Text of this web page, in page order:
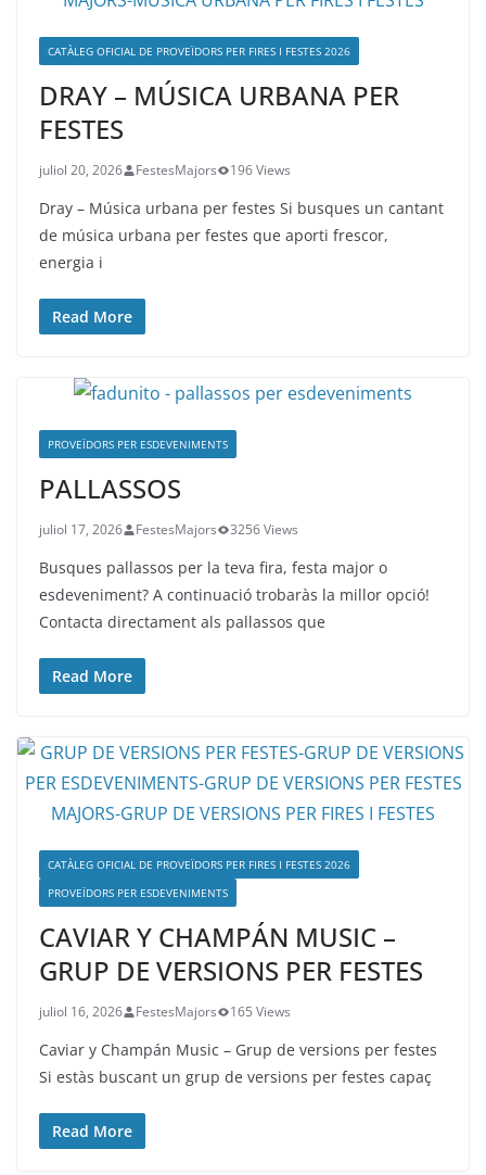
CATÀLEG OFICIAL DE PROVEÏDORS PER FIRES I FESTES 2026
DRAY – MÚSICA URBANA PER
FESTES
juliol 20, 2026 FestesMajors 196 Views
Dray – Música urbana per festes Si busques un cantant
de música urbana per festes que aporti frescor,
energia i
Read More
PROVEÏDORS PER ESDEVENIMENTS
PALLASSOS
juliol 17, 2026 FestesMajors 3256 Views
Busques pallassos per la teva fira, festa major o
esdeveniment? A continuació trobaràs la millor opció!
Contacta directament als pallassos que
Read More
CATÀLEG OFICIAL DE PROVEÏDORS PER FIRES I FESTES 2026
PROVEÏDORS PER ESDEVENIMENTS
CAVIAR Y CHAMPÁN MUSIC –
GRUP DE VERSIONS PER FESTES
juliol 16, 2026 FestesMajors 165 Views
Caviar y Champán Music – Grup de versions per festes
Si estàs buscant un grup de versions per festes capaç
Read More